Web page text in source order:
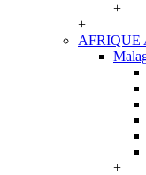
+
+
AFRIQUE
+